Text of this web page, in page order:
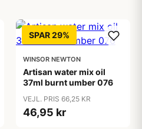
SPAR 29%
WINSOR NEWTON
Artisan water mix oil
37ml burnt umber 076
VEJL. PRIS 66,25 KR
46,95 kr